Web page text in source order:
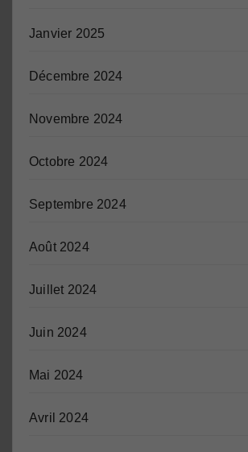
Janvier 2025
Décembre 2024
Novembre 2024
Octobre 2024
Septembre 2024
Août 2024
Juillet 2024
Juin 2024
Mai 2024
Avril 2024